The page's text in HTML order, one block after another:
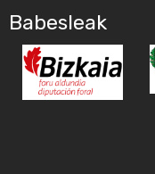
Babesleak